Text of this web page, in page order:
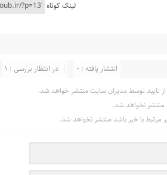
لینک کوتاه
در انتظار بررسی : 1 انتشار یافته : 0
تایید توسط مدیران سایت منتشر خواهد شد.
منتشر نخواهد شد.
مرتبط با خبر باشد منتشر نخواهد شد.